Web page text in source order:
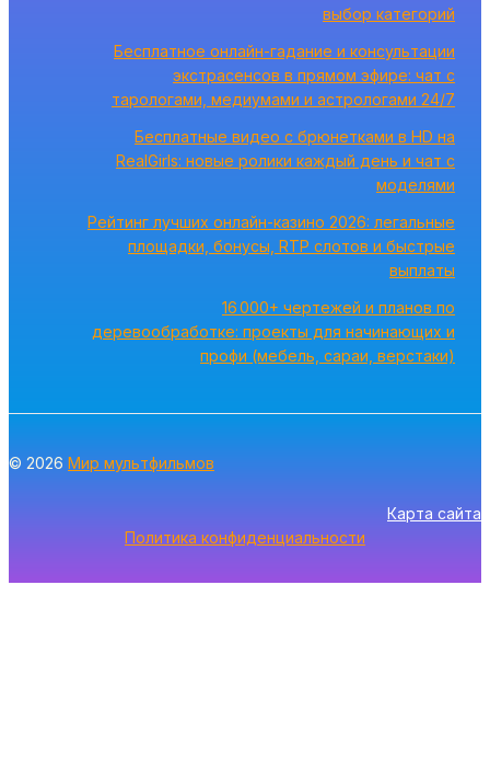
выбор категорий
Бесплатное онлайн-гадание и консультации
экстрасенсов в прямом эфире: чат с
тарологами, медиумами и астрологами 24/7
Бесплатные видео с брюнетками в HD на
RealGirls: новые ролики каждый день и чат с
моделями
Рейтинг лучших онлайн-казино 2026: легальные
площадки, бонусы, RTP слотов и быстрые
выплаты
16 000+ чертежей и планов по
деревообработке: проекты для начинающих и
профи (мебель, сараи, верстаки)
© 2026 Мир мультфильмов
Карта сайта
Политика конфиденциальности